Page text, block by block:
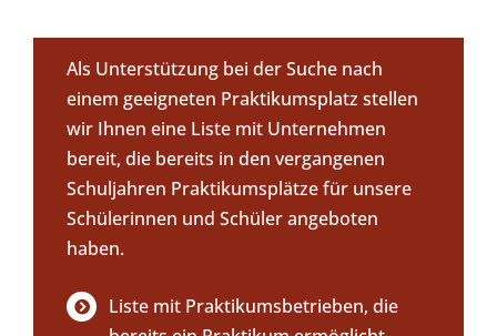
Als Unterstützung bei der Suche nach
einem geeigneten Praktikumsplatz stellen
wir Ihnen eine Liste mit Unternehmen
bereit, die bereits in den vergangenen
Schuljahren Praktikumsplätze für unsere
Schülerinnen und Schüler angeboten
haben.
Liste mit Praktikumsbetrieben, die